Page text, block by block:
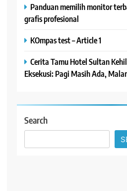
Panduan memilih monitor
grafis profesional
KOmpas test – Article 1
Cerita Tamu Hotel Sultan
Eksekusi: Pagi Masih Ada,
Search